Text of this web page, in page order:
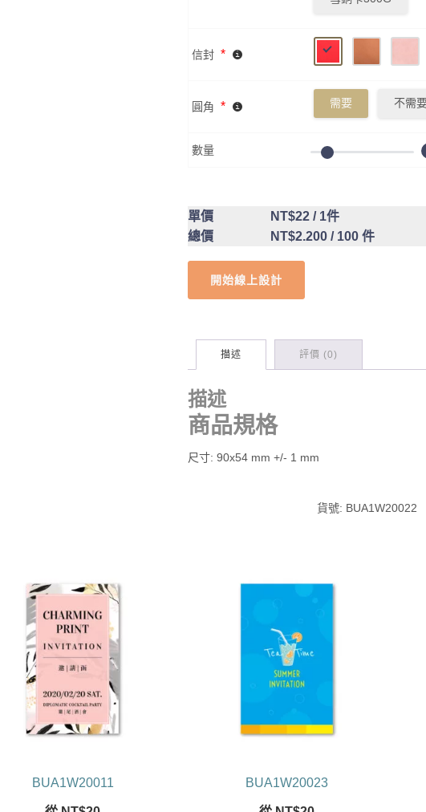
信封 *
圓角 * 需要 不需
數量
單價 NT$22 / 1件
總價
NT$2.200 / 100 件
開始線上設計
描述 評價 (0)
描述
商品規格
尺寸: 90x54 mm +/- 1 mm
貨號: BUA1W20022
BUA1W20011 BUA1W20023